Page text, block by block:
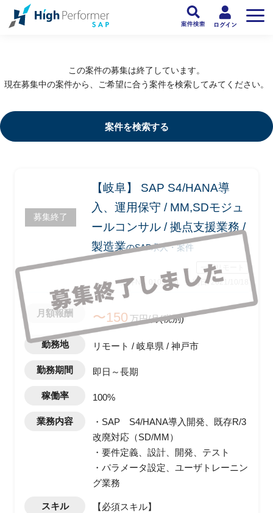
この案件の募集は終了しています。
現在募集中の案件から、ご希望に合う案件を検索してみてください。
案件を検索する
募集終了
【岐阜】 SAP S4/HANA導
入、運用保守 / MM,SDモジュ
ールコンサル / 拠点支援業務 /
製造業のSAP求人・案件
一部リモート
案件No. 0103598
公開日: 2021/10/18
月額報酬 〜150 万円/月(税別)
勤務地 リモート / 岐阜県 / 神戸市
勤務期間 即日～長期
稼働率 100%
業務内容
・SAP S4/HANA導入開発、既存R/3
改廃対応（SD/MM）
・要件定義、設計、開発、テスト
・パラメータ設定、ユーザトレーニン
グ業務
スキル
【必須スキル】